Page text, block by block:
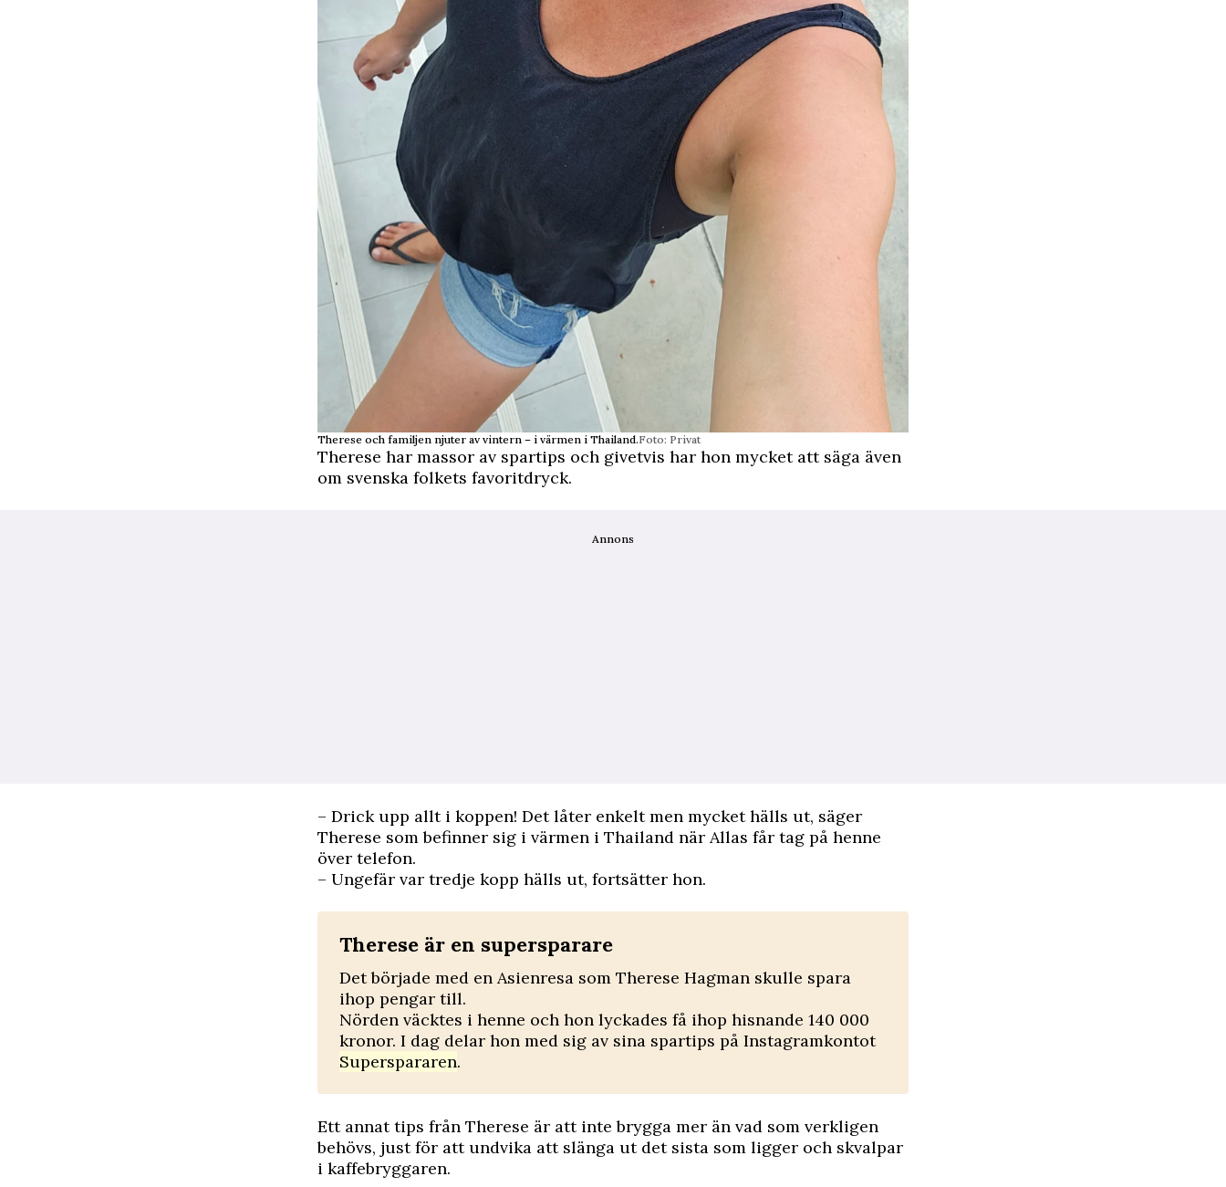
Therese och familjen njuter av vintern – i värmen i Thailand.Foto: Privat
Therese har massor av spartips och givetvis har hon mycket att säga även
om svenska folkets favoritdryck.
Annons
– Drick upp allt i koppen! Det låter enkelt men mycket hälls ut, säger
Therese som befinner sig i värmen i Thailand när Allas får tag på henne
över telefon.
– Ungefär var tredje kopp hälls ut, fortsätter hon.
Therese är en supersparare
Det började med en Asienresa som Therese Hagman skulle spara
ihop pengar till.
Nörden väcktes i henne och hon lyckades få ihop hisnande 140 000
kronor. I dag delar hon med sig av sina spartips på Instagramkontot
Superspararen.
Ett annat tips från Therese är att inte brygga mer än vad som verkligen
behövs, just för att undvika att slänga ut det sista som ligger och skvalpar
i kaffebryggaren.